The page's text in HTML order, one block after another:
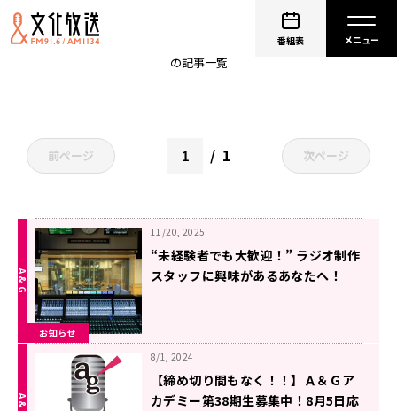
番組表
の記事一覧
前ページ 1 次ページ
お知らせ
11/20, 2025
“未経験者でも大歓迎！” ラジオ制作
スタッフに興味があるあなたへ！
8/1, 2024
【締め切り間もなく！！】Ａ＆Ｇア
カデミー第38期生募集中！8月5日応